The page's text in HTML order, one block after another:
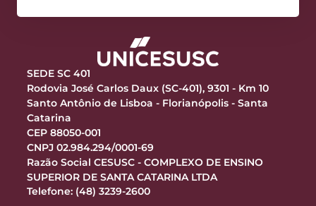
SEDE SC 401
Rodovia José Carlos Daux (SC-401), 9301 - Km 10
Santo Antônio de Lisboa - Florianópolis - Santa
Catarina
CEP 88050-001
CNPJ 02.984.294/0001-69
Razão Social CESUSC - COMPLEXO DE ENSINO
SUPERIOR DE SANTA CATARINA LTDA
Telefone: (48) 3239-2600